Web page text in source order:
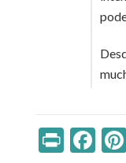
Print